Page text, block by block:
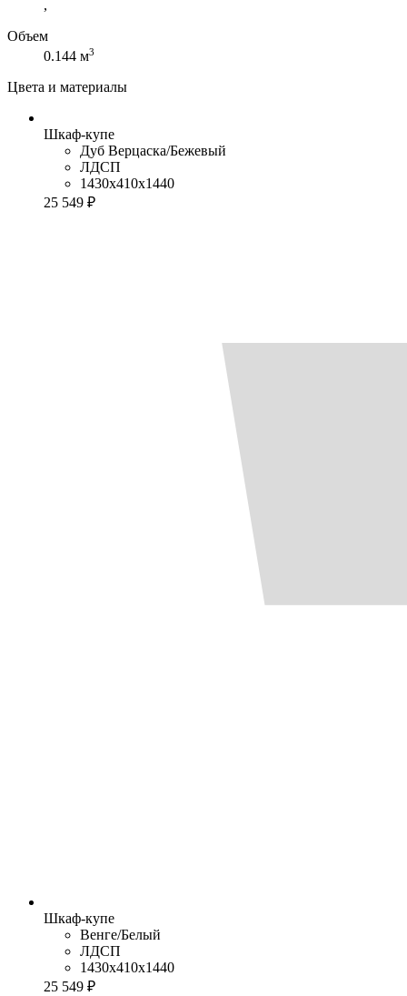
,
Объем
0.144 м3
Цвета и материалы
Шкаф-купе
Дуб Верцаска/Бежевый
ЛДСП
1430x410x1440
25 549 ₽
Шкаф-купе
Венге/Белый
ЛДСП
1430x410x1440
25 549 ₽